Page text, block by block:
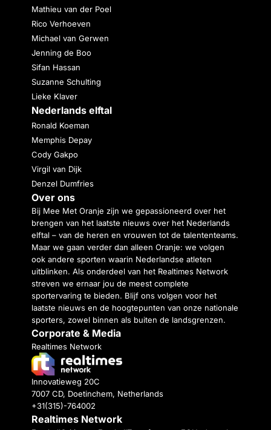
Mathieu van der Poel
Rico Verhoeven
Michael van Gerwen
Jenning de Boo
Sifan Hassan
Suzanne Schulting
Lieke Klaver
Nederlands elftal
Ronald Koeman
Memphis Depay
Cody Gakpo
Virgil van Dijk
Denzel Dumfries
Over ons
Bij Mee Met Oranje zijn we gepassioneerd over het
brengen van het laatste nieuws over het Nederlands
elftal – van de heren en vrouwen tot de talententeams.
Maar we gaan verder dan alleen Oranje: we volgen
ook andere sporten waarin Nederlandse atleten
uitblinken. Als onderdeel van het Realtimes Network
streven we ernaar jou de meest complete
sportervaring te bieden. Blijf ons volgen voor het
laatste nieuws en de hoogtepunten van onze nationale
sporters, zowel binnen als buiten de landsgrenzen.
Corporate & Media
Realtimes Network
Innovatieweg 20C
7007 CD, Doetinchem, Netherlands
+31(315)-764002
Realtimes Network